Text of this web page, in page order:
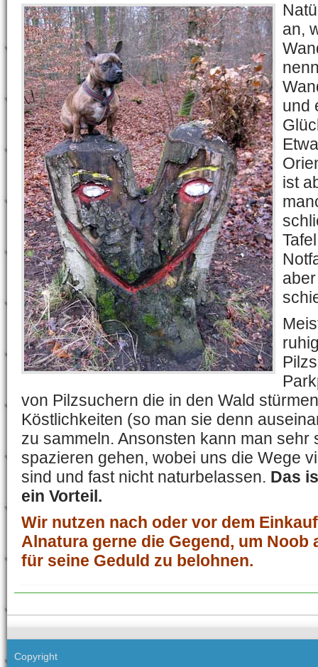
an,
und
ist
von Pilzsuchern die in den Wald
Köstlichkeiten (so man sie denn
zu sammeln. Ansonsten kann man sehr
spazieren gehen, wobei uns die Wege
sind und fast nicht naturbelassen. Das
ein Vorteil.
Wir nutzen nach oder vor dem
Alnatura gerne die Gegend, um Noob
für seine Geduld zu belohnen.
Copyright